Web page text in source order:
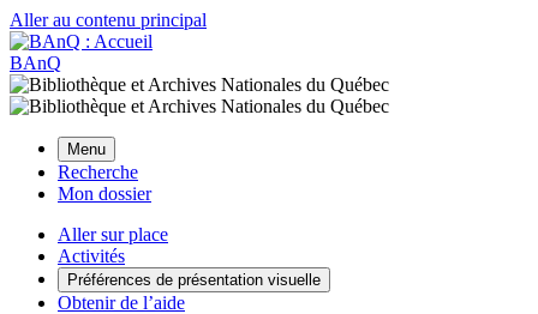
Aller au contenu principal
BAnQ
Menu
Recherche
Mon dossier
Aller sur place
Activités
Préférences de présentation visuelle
Obtenir de l’aide